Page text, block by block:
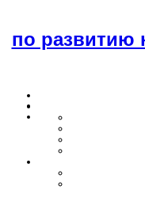
по развитию